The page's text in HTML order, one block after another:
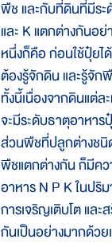
พืช และกับที่ดินที่มีระ
และ K แตกต่างกันอ
หนึ่งก็คือ ก่อนใช้ปุ๋ยไ
ต้องรู้จักดิน และรู้จั
ทั้งนี้เนื่องจากดินแต่ล
จะมีระดับธาตุอาหา
ส่วนพืชที่ปลูกต่างชนิ
พืชแตกต่างกัน ก็มีค
อาหาร N P K ในป
การเจริญเติบโต แล
กันเป็นอย่างมากด้ว